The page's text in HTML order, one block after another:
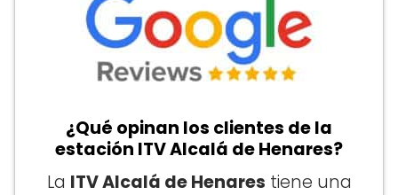
¿Qué opinan los clientes de la
estación ITV Alcalá de Henares?
La ITV Alcalá de Henares tiene una